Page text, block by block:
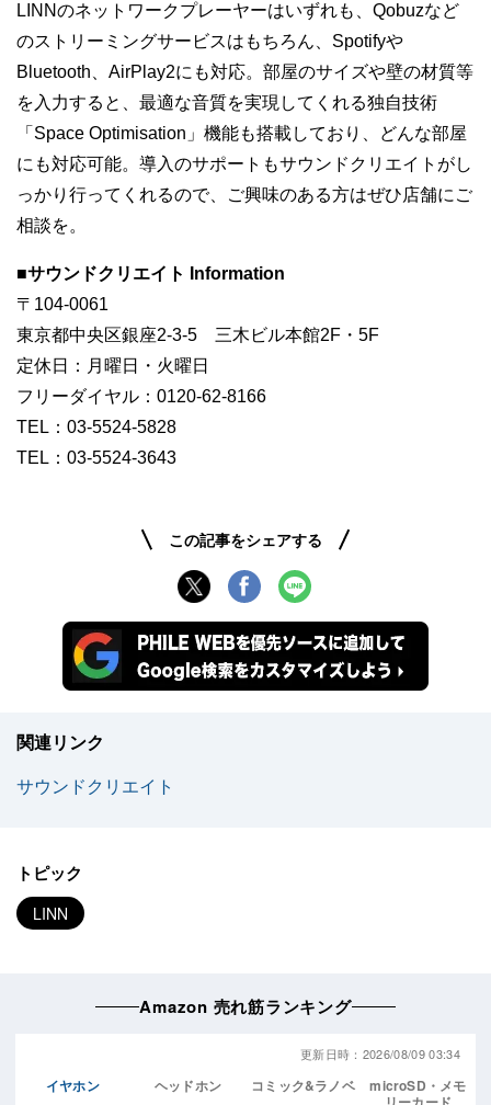
LINNのネットワークプレーヤーはいずれも、Qobuzなど
のストリーミングサービスはもちろん、Spotifyや
Bluetooth、AirPlay2にも対応。部屋のサイズや壁の材質等
を入力すると、最適な音質を実現してくれる独自技術
「Space Optimisation」機能も搭載しており、どんな部屋
にも対応可能。導入のサポートもサウンドクリエイトがし
っかり行ってくれるので、ご興味のある方はぜひ店舗にご
相談を。
■サウンドクリエイト Information
〒104-0061
東京都中央区銀座2-3-5 三木ビル本館2F・5F
定休日：月曜日・火曜日
フリーダイヤル：0120-62-8166
TEL：03-5524-5828
TEL：03-5524-3643
この記事をシェアする
関連リンク
サウンドクリエイト
トピック
LINN